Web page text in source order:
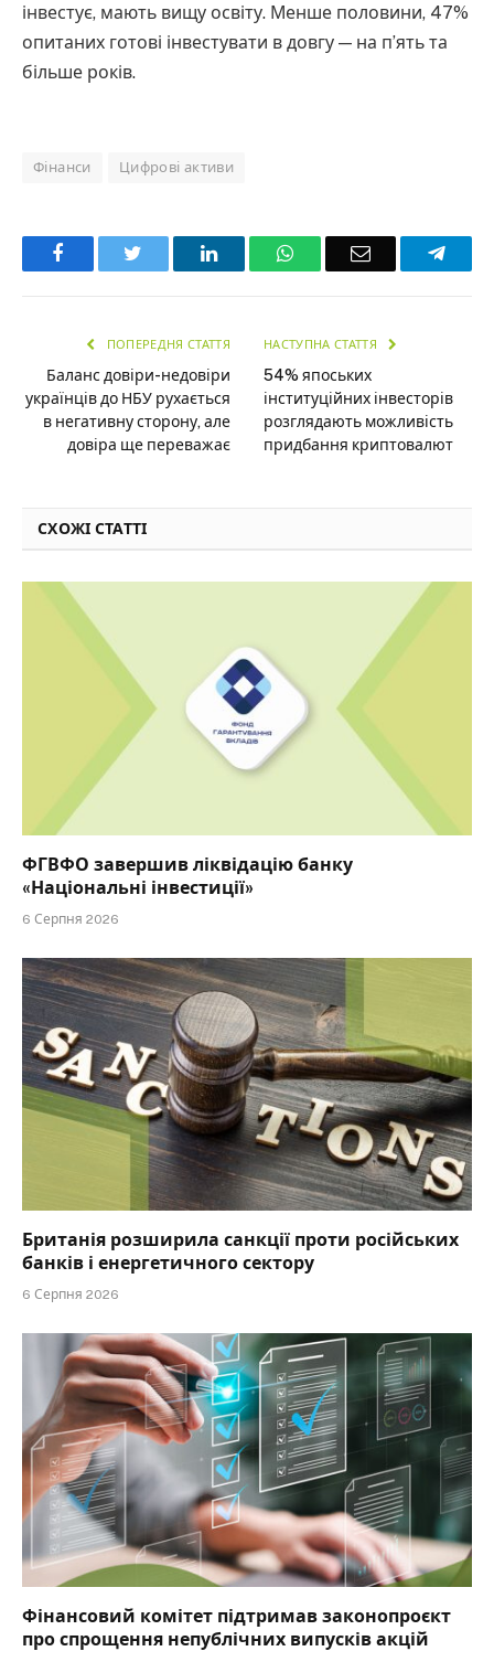
інвестує, мають вищу освіту. Менше половини, 47%
опитаних готові інвестувати в довгу — на п’ять та
більше років.
Фінанси Цифрові активи
Facebook LinkedInWhatsAppEmail
ПОПЕРЕДНЯ СТАТТЯ
Баланс довіри-недовіри
українців до НБУ рухається
в негативну сторону, але
довіра ще переважає
НАСТУПНА СТАТТЯ
54% япоських
інституційних інвесторів
розглядають можливість
придбання криптовалют
СХОЖІ СТАТТІ
ФГВФО завершив ліквідацію банку
«Національні інвестиції»
6 Серпня 2026
Британія розширила санкції проти російських
банків і енергетичного сектору
6 Серпня 2026
Фінансовий комітет підтримав законопроєкт
про спрощення непублічних випусків акцій